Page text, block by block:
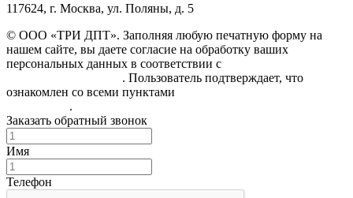
117624, г. Москва, ул. Поляны, д. 5
© ООО «ТРИ ДПТ». Заполняя любую печатную форму на
нашем сайте, вы даете согласие на обработку ваших
персональных данных в соответствии с
. Пользователь подтверждает, что
ознакомлен со всеми пунктами
.
Заказать обратный звонок
Имя
Телефон